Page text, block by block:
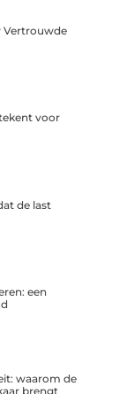
Vertrouwde
voor
de last
een
waarom de
brengt